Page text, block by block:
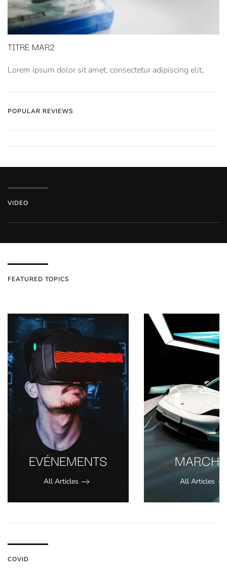
TITRE MAR2
Lorem ipsum dolor sit amet, consectetur adipiscing elit,
POPULAR REVIEWS
VIDEO
FEATURED TOPICS
EVÉNEMENTS
All Articles All Articles
COVID